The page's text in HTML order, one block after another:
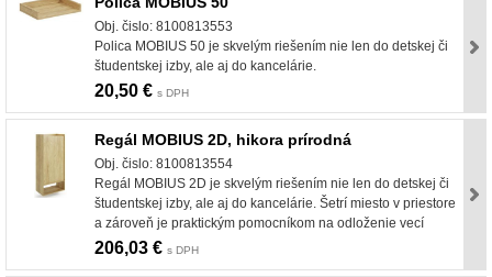
Obj. čislo: 8100813553
Polica MOBIUS 50 je skvelým riešením nie len do detskej či
študentskej izby, ale aj do kancelárie.
20,50 € s DPH
Regál MOBIUS 2D, hikora prírodná
Obj. čislo: 8100813554
Regál MOBIUS 2D je skvelým riešením nie len do detskej či
študentskej izby, ale aj do kancelárie. Šetrí miesto v priestore
a zároveň je praktickým pomocníkom na odloženie vecí
206,03 € s DPH